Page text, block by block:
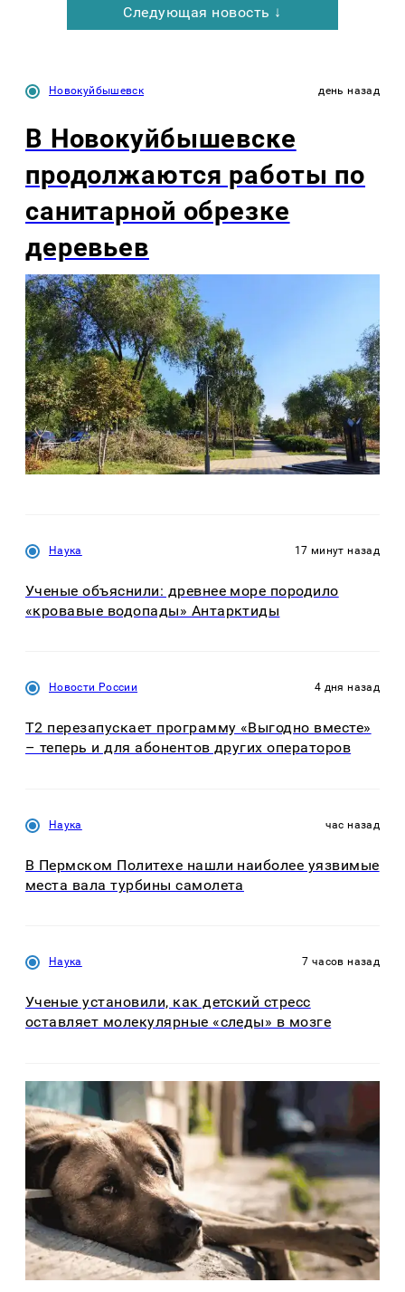
Следующая новость ↓
Новокуйбышевск день назад
В Новокуйбышевске
продолжаются работы по
санитарной обрезке
деревьев
Наука 17 минут назад
Ученые объяснили: древнее море породило
«кровавые водопады» Антарктиды
Новости России 4 дня назад
Т2 перезапускает программу «Выгодно вместе»
– теперь и для абонентов других операторов
Наука час назад
В Пермском Политехе нашли наиболее уязвимые
места вала турбины самолета
Наука 7 часов назад
Ученые установили, как детский стресс
оставляет молекулярные «следы» в мозге